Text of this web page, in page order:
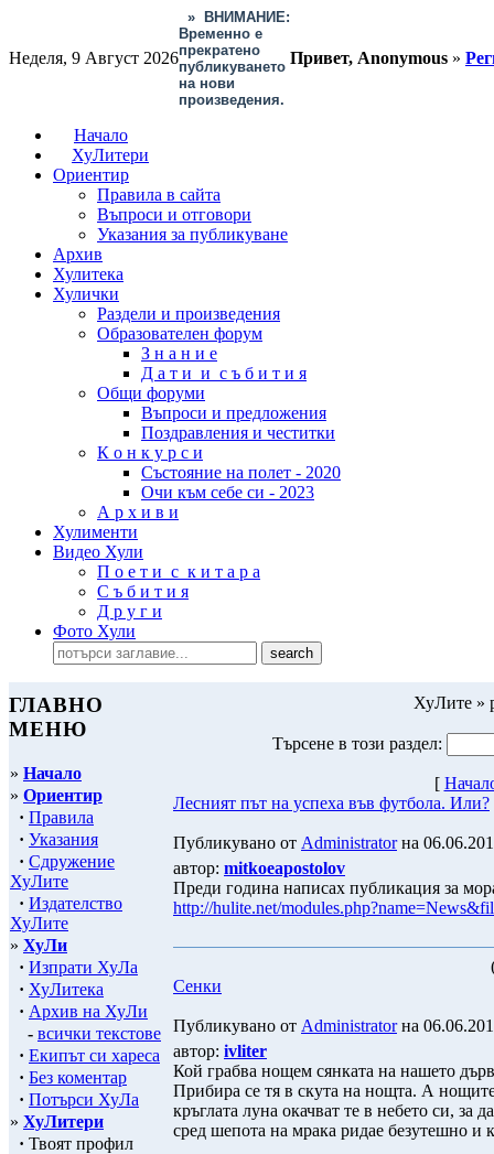
Неделя, 9 Август 2026
»
ВНИМАНИЕ:
Временно е
прекратено
публикуването
на нови
произведения.
Привет, Anonymous »
Начало
ХуЛитери
Ориентир
Правила в сайта
Въпроси и отговори
Указания за публикуване
Архив
Хулитека
Хулички
Раздели и произведения
Образователен форум
З н а н и е
Д а т и и с ъ б и т и я
Общи форуми
Въпроси и предложения
Поздравления и честитки
К о н к у р с и
Състояние на полет - 2020
Очи към себе си - 2023
А р х и в и
Хулименти
Видео Хули
П о е т и с к и т а р а
С ъ б и т и я
Д р у г и
Фото Хули
ГЛАВНО
МЕНЮ
» Начало
» Ориентир
· Правила
· Указания
· Сдружение
ХуЛите
· Издателство
ХуЛите
» ХуЛи
· Изпрати ХуЛа
· ХуЛитека
· Архив на ХуЛи
- всички текстове
· Екипът си хареса
· Без коментар
· Потърси ХуЛа
» ХуЛитери
· Твоят профил
ХуЛите »
Търсене в този раздел:
[
Лесният път на успеха във футбола. Или?
Публикувано от Administratorна
автор: mitkoeapostolov
Преди година написах публикация за
http://hulite.net/
Сенки
Публикувано от Administratorна
автор: ivliter
Кой грабва нощем сянката на нашето
Прибира се тя в скута на нощта. А
кръглата луна окачват те в небето си, за
сред шепота на мрака ридае безутешно и